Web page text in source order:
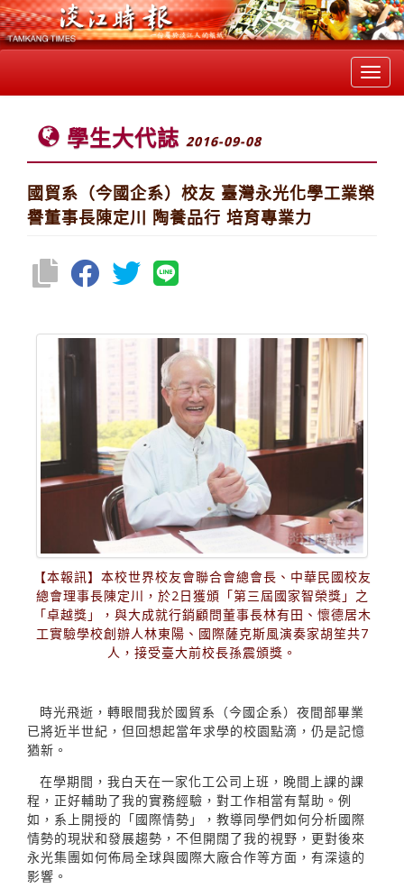
學生大代誌 2016-09-08
國貿系（今國企系）校友 臺灣永光化學工業榮
譽董事長陳定川 陶養品行 培育專業力
【本報訊】本校世界校友會聯合會總會長、中華民國校友
總會理事長陳定川，於2日獲頒「第三屆國家智榮獎」之
「卓越獎」，與大成就行銷顧問董事長林有田、懷德居木
工實驗學校創辦人林東陽、國際薩克斯風演奏家胡笙共7
人，接受臺大前校長孫震頒獎。
時光飛逝，轉眼間我於國貿系（今國企系）夜間部畢業
已將近半世紀，但回想起當年求學的校園點滴，仍是記憶
猶新。
在學期間，我白天在一家化工公司上班，晚間上課的課
程，正好輔助了我的實務經驗，對工作相當有幫助。例
如，系上開授的「國際情勢」，教導同學們如何分析國際
情勢的現狀和發展趨勢，不但開闊了我的視野，更對後來
永光集團如何佈局全球與國際大廠合作等方面，有深遠的
影響。